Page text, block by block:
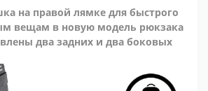
на правой лямке для быстрого
вещам в новую модель рюкзака
два задних и два боковых